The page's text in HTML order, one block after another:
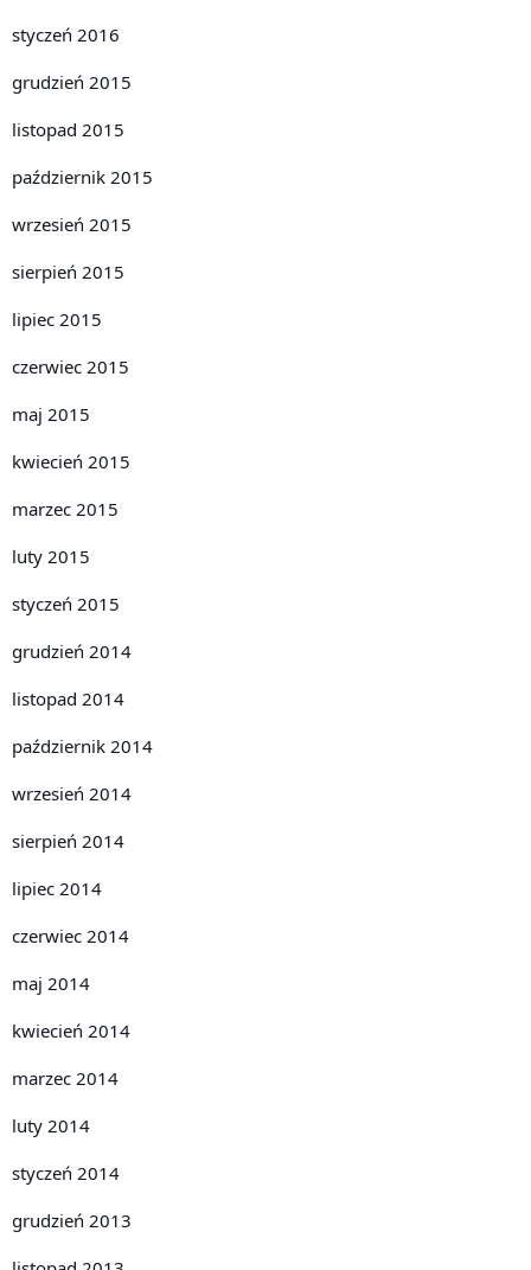
styczeń 2016
grudzień 2015
listopad 2015
październik 2015
wrzesień 2015
sierpień 2015
lipiec 2015
czerwiec 2015
maj 2015
kwiecień 2015
marzec 2015
luty 2015
styczeń 2015
grudzień 2014
listopad 2014
październik 2014
wrzesień 2014
sierpień 2014
lipiec 2014
czerwiec 2014
maj 2014
kwiecień 2014
marzec 2014
luty 2014
styczeń 2014
grudzień 2013